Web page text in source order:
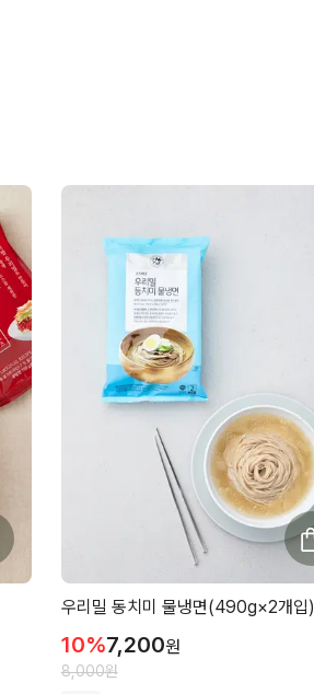
우리밀 동치미 물냉면(490g×2개입)
10%7,200원
8,000원